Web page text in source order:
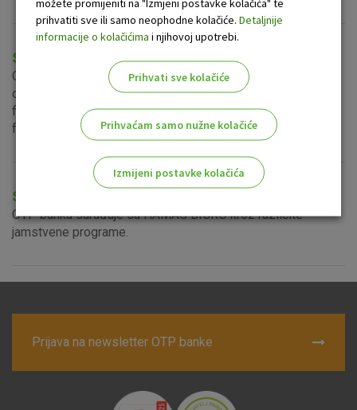
Suradnja s HBOR-om
OTP banka uspješno surađuje s Hrvatskom bankom za
obnovu i razvitak na provedbi programa financiranja te
financijskih instrumenata sufinanciranih iz izvora EU
fondova.
Suradnja s HAMAG BICRO
OTP banka surađuje sa HAMAG BICRO kroz različite
jamstvene programe.
Prijava na newsletter OTP banke
prihvatiti sve ili samo neophodne kolačiće. Detaljnije
informacije o kolačićima i njihovoj upotrebi.
Prihvati sve kolačiće
Prihvaćam samo nužne kolačiće
Izmijeni postavke kolačića
Prihvaćam upotrebu navedenih kolačića